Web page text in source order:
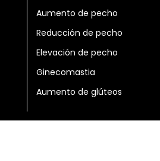
Aumento de pecho
Reducción de pecho
Elevación de pecho
Ginecomastia
Aumento de glúteos